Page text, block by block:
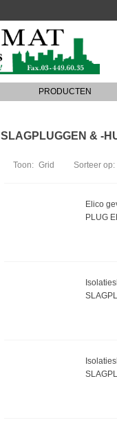
PRODUCTEN
SLAGPLUGGEN & -
Toon: Grid Sorteer op:
Elico
PLUG